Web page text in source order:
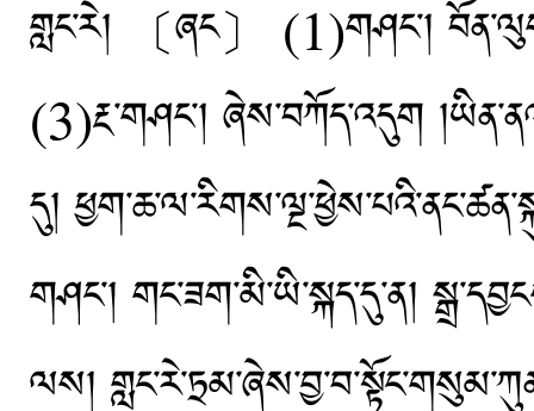
གླང་རེ། 〔ཞང〕 (1)གཤང་།
(3)རྔ་གཤང་། ཞེས་བཀོད་འདུག
དུ།
གཤང་། གང་ཟག་མི་ཡི་སྐད་དུ་ན།
ལས།